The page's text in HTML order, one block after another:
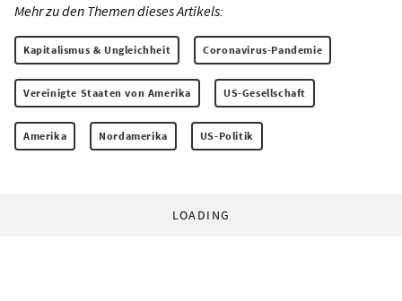
Mehr zu den Themen dieses Artikels:
Kapitalismus & Ungleichheit Coronavirus-Pandemie
Vereinigte Staaten von Amerika US-Gesellschaft
Amerika Nordamerika US-Politik
LOADING